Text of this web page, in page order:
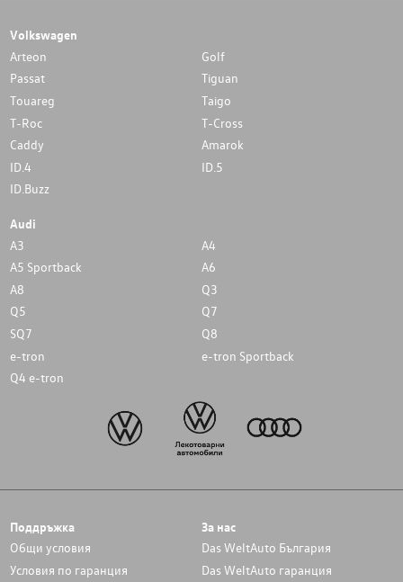
Volkswagen
Arteon
Golf
Passat
Tiguan
Touareg
Taigo
T-Roc
T-Cross
Caddy
Amarok
ID.4
ID.5
ID.Buzz
Audi
A3
A4
A5 Sportback
A6
A8
Q3
Q5
Q7
SQ7
Q8
e-tron
e-tron Sportback
Q4 e-tron
Поддръжка
Общи условия
Условия по гаранция
За нас
Das WeltAuto България
Das WeltAuto гаранция